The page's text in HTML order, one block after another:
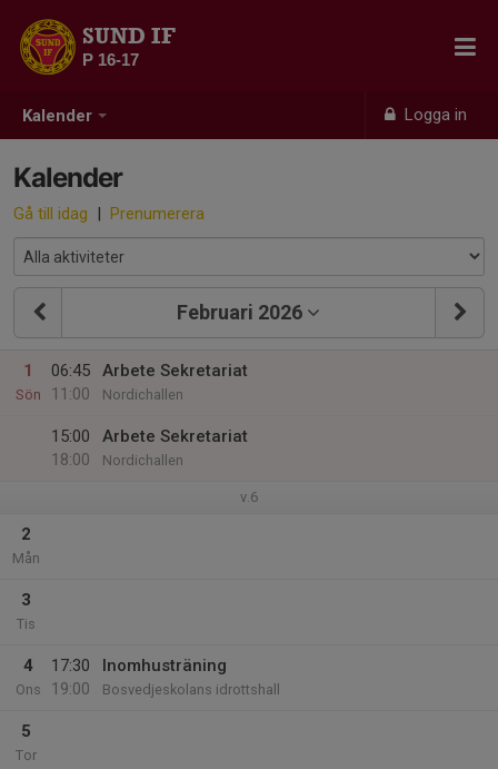
Kalender Logga in
SUND IF
P 16-17
Kalender
Gå till idag | Prenumerera
Februari 2026
1
Sön
06:45
11:00
Arbete Sekretariat
Nordichallen
15:00
18:00
Arbete Sekretariat
Nordichallen
v.6
2
Mån
3
Tis
4
Ons
17:30
19:00
Inomhusträning
Bosvedjeskolans idrottshall
5
Tor